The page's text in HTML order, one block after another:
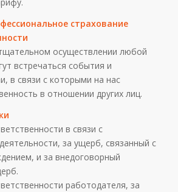
страхование
осуществлении любой
встречаться события и
в связи с которыми на нас
в отношении других лиц.
в связи с
за ущерб, связанный с
и за внедоговорный
работодателя, за